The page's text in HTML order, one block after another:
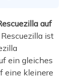
auf
ist
ein gleiches
eine kleinere